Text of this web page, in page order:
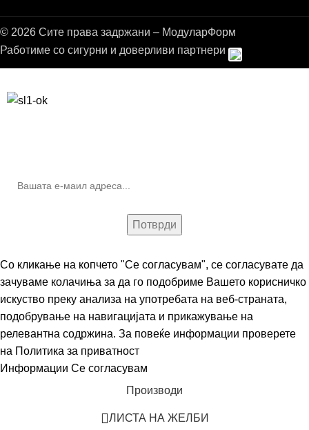
© 2026 Сите права задржани – МодуларФорм
Работиме со сигурни и доверливи партнери
Со кликање на копчето "Се согласувам", се согласувате да
зачуваме колачиња за да го подобриме Вашето корисничко
искуство преку анализа на употребата на веб-страната,
подобрување на навигацијата и прикажување на
релевантна содржина. За повеќе информации проверете
на Политика за приватност
Информации Се согласувам
Производи
ЛИСТА НА ЖЕЛБИ